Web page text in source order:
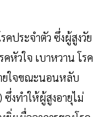
ประจำตัว ซึ่งผู้สูงวัย
หัวใจ เบาหวาน โรค
ยใจขณะนอนหลับ
งทำให้ผู้สูงอายุไม่